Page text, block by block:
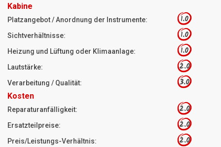
Kabine
Platzangebot / Anordnung der Instrumente: 1.0
Sichtverhältnisse: 1.0
Heizung und Lüftung oder Klimaanlage: 1.0
Lautstärke: 2.0
Verarbeitung / Qualität: 3.0
Kosten
Reparaturanfälligkeit: 2.0
Ersatzteilpreise: 2.0
Preis/Leistungs-Verhältnis: 2.0